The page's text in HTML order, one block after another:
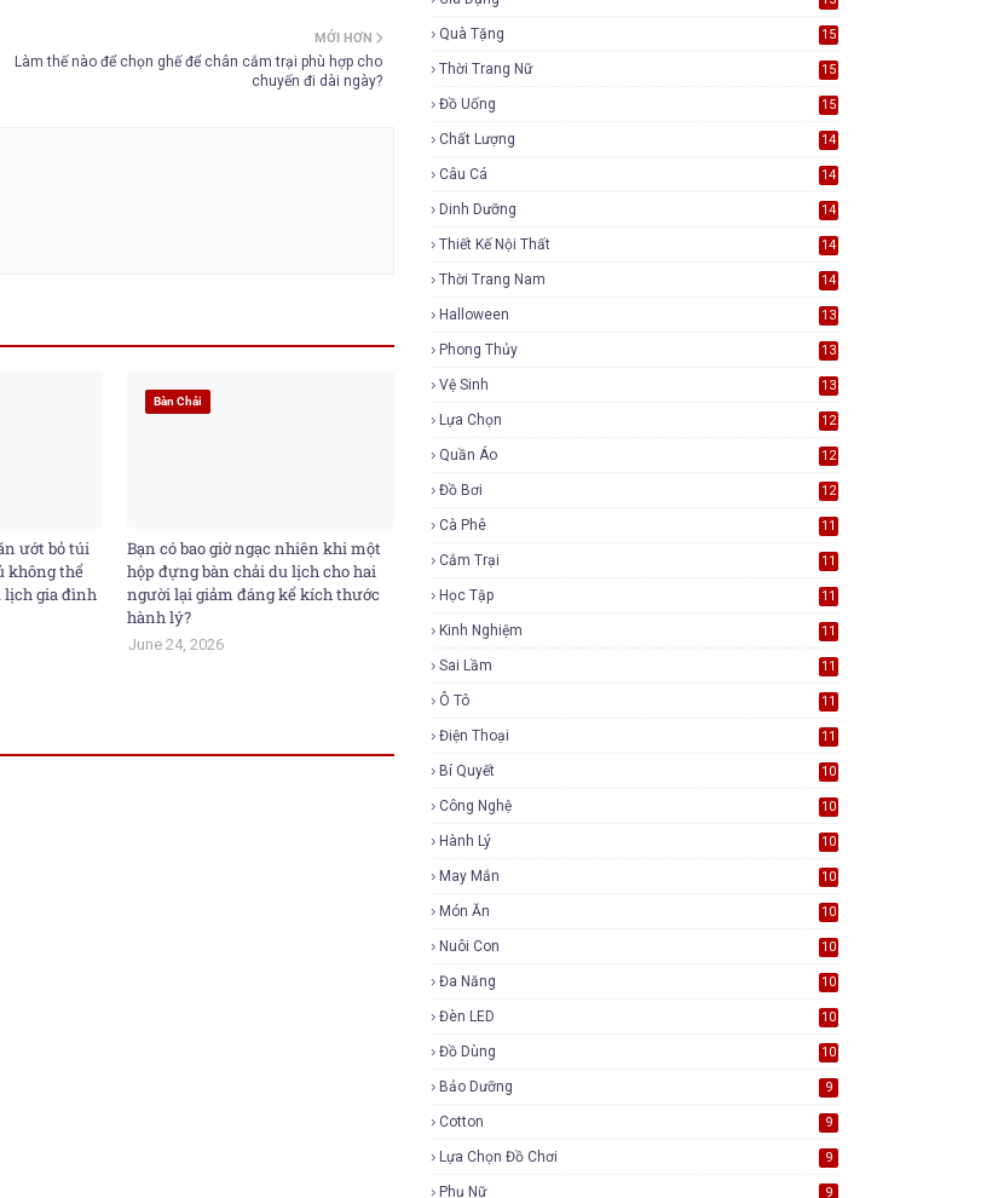
MỚI HƠN
Làm thế nào để chọn ghế để chân cắm trại phù hợp cho
chuyến đi dài ngày?
ướt bỏ túi
không thể
lịch gia đình
Bàn Chải
Bạn có bao giờ ngạc nhiên khi một
hộp đựng bàn chải du lịch cho hai
người lại giảm đáng kể kích thước
hành lý?
June 24, 2026
Quà Tặng 15
Thời Trang Nữ 15
Đồ Uống 15
Chất Lượng 14
Câu Cá 14
Dinh Dưỡng 14
Thiết Kế Nội Thất 14
Thời Trang Nam 14
Halloween 13
Phong Thủy 13
Vệ Sinh 13
Lựa Chọn 12
Quần Áo 12
Đồ Bơi 12
Cà Phê 11
Cắm Trại 11
Học Tập 11
Kinh Nghiệm 11
Sai Lầm 11
Ô Tô 11
Điện Thoại 11
Bí Quyết 10
Công Nghệ 10
Hành Lý 10
May Mắn 10
Món Ăn 10
Nuôi Con 10
Đa Năng 10
Đèn LED 10
Đồ Dùng 10
Bảo Dưỡng 9
Cotton 9
Lựa Chọn Đồ Chơi 9
Phụ Nữ 9